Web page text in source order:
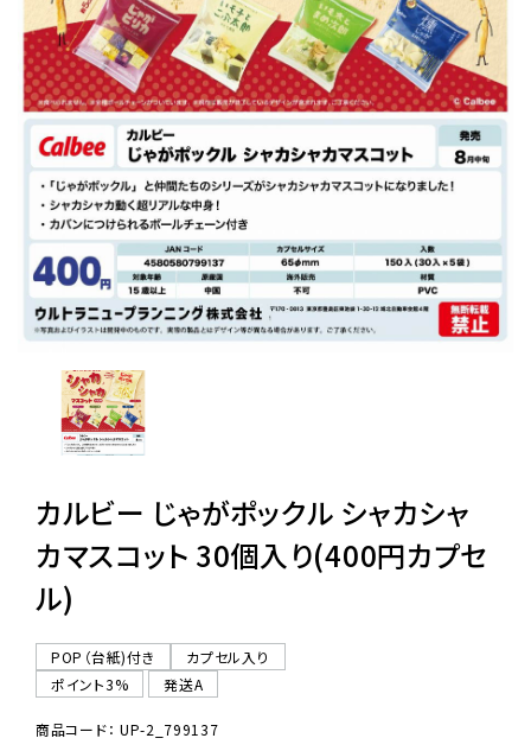
景品・玩具・文具
販促用カプセルトイ
よくあるご質問
ご利用ガイド
06-6282-7659
カルビー じゃがポックル シャカシャ
カマスコット 30個入り(400円カプセ
ル)
POP（台紙)付き
カプセル入り
ポイント3%
発送A
商品コード： UP-2_799137